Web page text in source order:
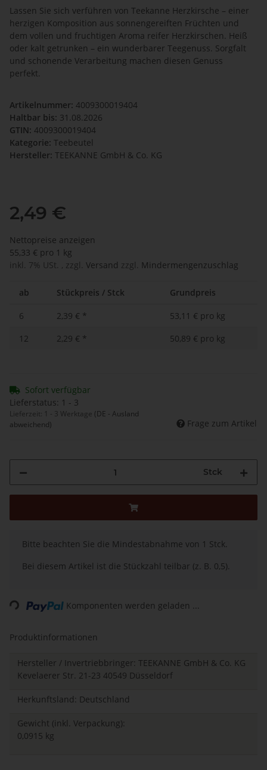
Lassen Sie sich verführen von Teekanne Herzkirsche – einer
herzigen Komposition aus sonnengereiften Früchten und
dem vollen und fruchtigen Aroma reifer Herzkirschen. Heiß
oder kalt getrunken – ein wunderbarer Teegenuss. Sorgfalt
und schonende Verarbeitung machen diesen Genuss
perfekt.
Artikelnummer: 4009300019404
Haltbar bis: 31.08.2026
GTIN: 4009300019404
Kategorie: Teebeutel
Hersteller: TEEKANNE GmbH & Co. KG
2,49 €
Nettopreise anzeigen
55,33 € pro 1 kg
inkl. 7% USt. , zzgl. Versand zzgl. Mindermengenzuschlag
ab Stückpreis / Stck Grundpreis
6 2,39 € *
53,11 € pro kg
12
2,29 € * 50,89 € pro kg
Sofort verfügbar
Lieferstatus: 1 - 3
Lieferzeit: 1 - 3 Werktage (DE - Ausland
abweichend)
Frage zum Artikel
Stck
xBitte beachten Sie die Mindestabnahme von 1 Stck.
Bei diesem Artikel ist die Stückzahl teilbar (z. B. 0,5).
Loading... Komponenten werden geladen ...
Produktinformationen
Hersteller / Invertriebbringer: TEEKANNE GmbH & Co. KG
Kevelaerer Str. 21-23 40549 Düsseldorf
Herkunftsland: Deutschland
Gewicht (inkl. Verpackung):
0,0915 kg